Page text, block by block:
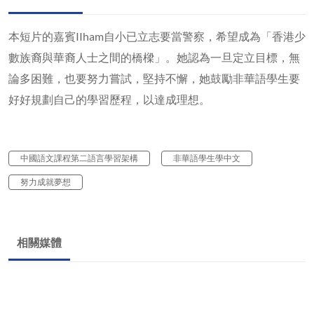
本短片的嘉賓IIham自小已立志要當警察，希望成為「香港少
數族裔與華裔人士之間的橋樑」。她認為一旦定立目標，無
論多困難，也要努力嘗試，堅持不懈，她鼓勵非華語學生要
好好規劃自己的學習歷程，以達成理想。
中國語文課程第二語言學習架構 非華語學生學中文
努力成就夢想
相關媒體